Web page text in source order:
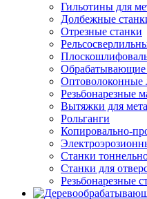
Гильотины для
Долбежные
Отрезные станки
Оптоволоконные
Резьбонарезные
Вытяжки для
Рольганги
Копировально-
Станки
Станки для
Резьбонарезные